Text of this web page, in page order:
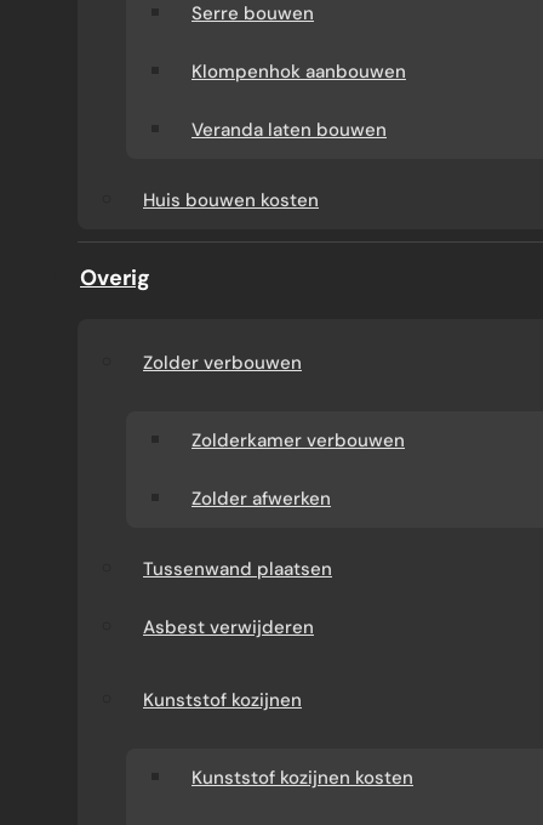
Serre bouwen
Klompenhok aanbouwen
Veranda laten bouwen
Huis bouwen kosten
Overig
Zolder verbouwen
Zolderkamer verbouwen
Zolder afwerken
Tussenwand plaatsen
Asbest verwijderen
Kunststof kozijnen
Kunststof kozijnen kosten
ONTDEK HOE EEN
DAKKAPEL ZORGT VOOR
EEN RUIMTELIJKERE
ZOLDER
Door Jouke de Groot · 2024
Een dakkapel op zolder brengt vele voordelen
voor meer lichtinval en ventilatie op de
vochtproblemen. Daarnaast zorgt een dakkapel